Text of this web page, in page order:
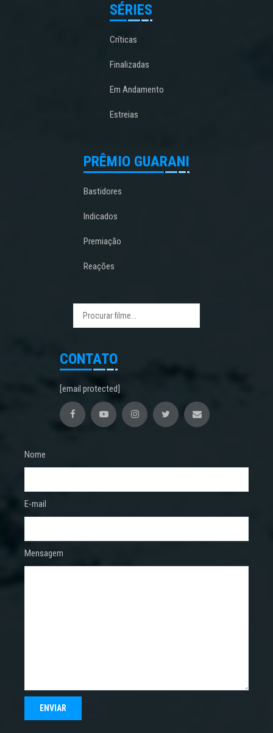
SÉRIES
Críticas
Finalizadas
Em Andamento
Estreias
PRÊMIO GUARANI
Bastidores
Indicados
Premiação
Reações
CONTATO
[email protected]
Nome
E-mail
Mensagem